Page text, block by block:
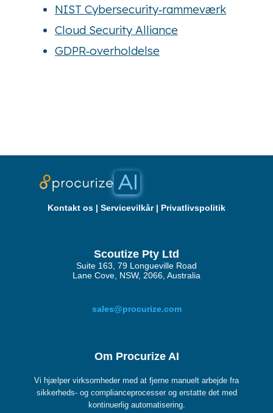
NIST Cybersecurity‑rammeværk
Cloud Security Alliance
GDPR‑overholdelse
Kontakt os | Servicevilkår| Privatlivspolitik
Scoutize Pty Ltd
Suite 163, 79 Longueville Road
Lane Cove, NSW, 2066, Australia
sales@procurize.com
Om Procurize AI
Vi hjælper virksomheder med at fjerne manuelt arbejde fra
sikkerheds- og complianceprocesser og erstatte det med
kontinuerlig automatisering.